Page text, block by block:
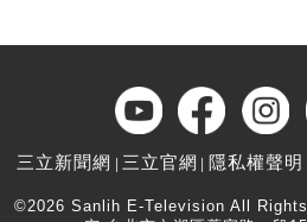
三立新聞網 三立官網 隱私權聲明
©2026 Sanlih E-Television All